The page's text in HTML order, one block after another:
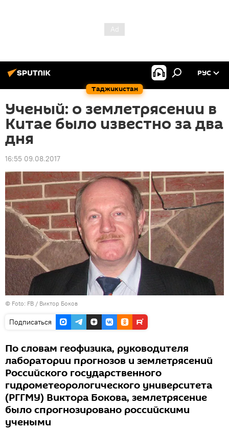
Таджикистан
РУС
Ученый: о землетрясении в
Китае было известно за два
дня
16:55 09.08.2017
© Foto: FB / Виктор Боков
Подписаться
По словам геофизика, руководителя
лаборатории прогнозов и землетрясений
Российского государственного
гидрометеорологического университета
(РГГМУ) Виктора Бокова, землетрясение
было спрогнозировано российскими
учеными